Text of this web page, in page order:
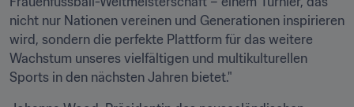
nicht nur Nationen vereinen und Generationen inspirieren
wird, sondern die perfekte Plattform für das weitere
Wachstum unseres vielfältigen und multikulturellen
Sports in den nächsten Jahren bietet."